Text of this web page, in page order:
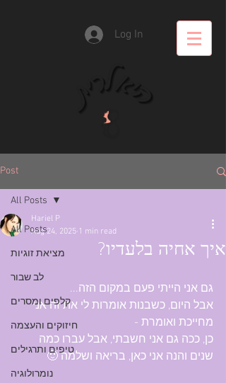
Log In
Post
All Posts
מציאת זוגיות
לב שבור
קלפים ומסרים
חיזוקים והעצמה
טיפים ותרגילים
נומרולוגיה
All Posts
איך אחיה בלעדיו?
Hariel P
Aug 24, 2025 1 min read
גם אני הייתי פעם במקום הזה...
אבל היום, כשבנות אומרות לי את זה אני
מחייכת ואומרת -
כן, ככה גם אני חשבתי, אבל עברו כמה
שנים והנה אני כאן, בריאה ושלמה 🙂